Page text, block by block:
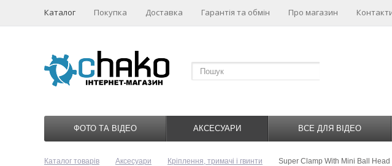
Каталог Покупка Доставка Гарантія та обмін Про магазин
ФОТО ТА ВІДЕО АКСЕСУАРИ ВСЕ ДЛЯ ВІДЕО
Каталог товарів Аксесуари Кріплення, тримачі і гвинти Super Clamp With Mini Ball Head